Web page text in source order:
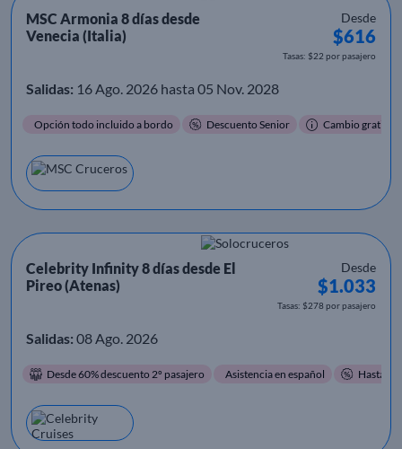
MSC Armonia 8 días desde
Venecia (Italia)
Desde
$616
Tasas: $22 por pasajero
Salidas: 16 Ago. 2026 hasta 05 Nov. 2028
Opción todo incluido a bordo Descuento Senior Cambio gratis
Celebrity Infinity 8 días desde El
Pireo (Atenas)
Desde
$1.033
Tasas: $278 por pasajero
Salidas: 08 Ago. 2026
Desde 60% descuento 2º pasajero Asistencia en español Hasta